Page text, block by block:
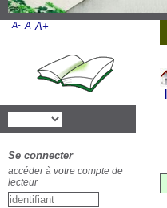
A- A A+
Se connecter
accéder à votre compte de
lecteur